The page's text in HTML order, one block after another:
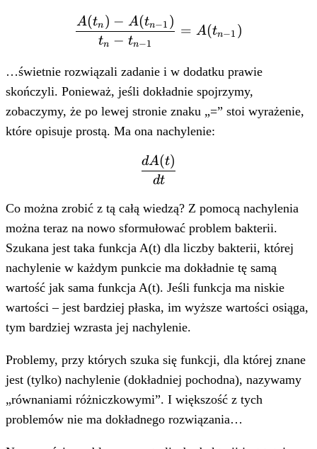
\frac{A(t_n)
- A(t_{n-
t_{n-1}} =
A(t_{n-1})
tn − tn−1
A(tn ) − A(tn−1 )
= A(tn−1 )
…świetnie rozwiązali zadanie i w dodatku prawie
skończyli. Ponieważ, jeśli dokładnie spojrzymy,
zobaczymy, że po lewej stronie znaku „=” stoi wyrażenie,
które opisuje prostą. Ma ona nachylenie:
\frac{dA(t)}
dt
dA(t)
Co można zrobić z tą całą wiedzą? Z pomocą nachylenia
można teraz na nowo sformułować problem bakterii.
Szukana jest taka funkcja A(t) dla liczby bakterii, której
nachylenie w każdym punkcie ma dokładnie tę samą
wartość jak sama funkcja A(t). Jeśli funkcja ma niskie
wartości – jest bardziej płaska, im wyższe wartości osiąga,
tym bardziej wzrasta jej nachylenie.
Problemy, przy których szuka się funkcji, dla której znane
jest (tylko) nachylenie (dokładniej pochodna), nazywamy
„równaniami różniczkowymi”. I większość z tych
problemów nie ma dokładnego rozwiązania…